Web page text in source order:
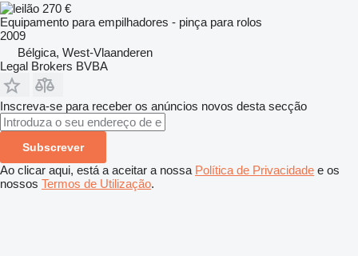
270 €
Equipamento para empilhadores - pinça para rolos
2009
Bélgica, West-Vlaanderen
Legal Brokers BVBA
Inscreva-se para receber os anúncios novos desta secção
Subscrever
Ao clicar aqui, está a aceitar a nossa Política de Privacidade e os
nossos Termos de Utilização.